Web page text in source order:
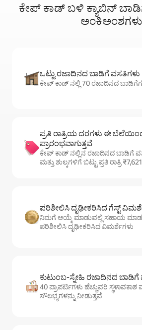
ಕೇಪ್ ಕಾಡ್ ಬಳಿ ಕ್ಯಾಬಿನ್
ಅಂಕಿಅಂಶಗಳು
ಒಟ್ಟು ರಜಾದಿನದ ಬಾಡಿಗೆ ವಸತಿಗಳು
ಕೇಪ್ ಕಾಡ್ ನಲ್ಲಿ 70 ರಜಾದಿನದ
ಪ್ರತಿ ರಾತ್ರಿಯ ದರಗಳು ಈ
ಪ್ರಾರಂಭವಾಗುತ್ತವೆ
ಕೇಪ್ ಕಾಡ್ ನಲ್ಲಿನ ರಜಾದಿನದ ಬಾಡಿಗೆ
ಮತ್ತು ಶುಲ್ಕಗಳಿಗೆ ಬಿಟ್ಟು ಪ್ರತಿ ರಾತ್ರಿ
ಪರಿಶೀಲಿಸಿ ದೃಢೀಕರಿಸಿದ ಗೆಸ್ಟ್
ನಿಮಗೆ ಆಯ್ಕೆ ಮಾಡುವಲ್ಲಿ ಸಹಾಯ ಮಾಡಲು
ಪರಿಶೀಲಿಸಿ ದೃಢೀಕರಿಸಿದ ವಿಮರ್ಶೆಗಳು
ಕುಟುಂಬ-ಸ್ನೇಹಿ ರಜಾದಿನದ ಬಾಡಿಗೆ
40 ಪ್ರಾಪರ್ಟಿಗಳು ಹೆಚ್ಚುವರಿ ಸ್ಥಳಾವಕಾಶ
ಸೌಲಭ್ಯಗಳನ್ನು ನೀಡುತ್ತವೆ